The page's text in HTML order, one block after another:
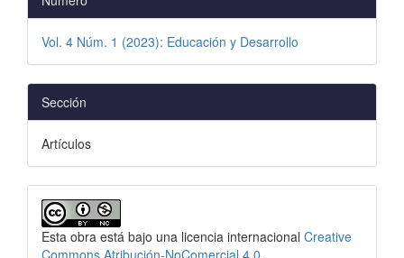
Vol. 4 Núm. 1 (2023): Educación y Desarrollo
Sección
Artículos
Esta obra está bajo una licencia internacional Creative